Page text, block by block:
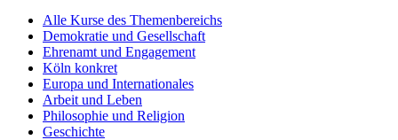
Alle Kurse des Themenbereichs
Demokratie und Gesellschaft
Ehrenamt und Engagement
Köln konkret
Europa und Internationales
Arbeit und Leben
Philosophie und Religion
Geschichte